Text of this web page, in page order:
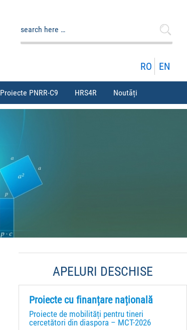
RO EN
Proiecte PNRR-C9 HRS4R Noutăți
APELURI DESCHISE
Proiecte cu finanțare națională
Proiecte de mobilități pentru tineri
cercetători din diaspora – MCT-2026